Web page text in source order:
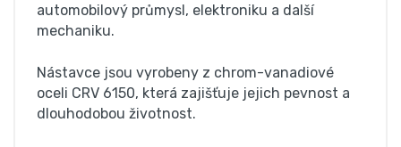
automobilový průmysl, elektroniku a další
mechaniku.
Nástavce jsou vyrobeny z chrom-vanadiové
oceli CRV 6150, která zajišťuje jejich pevnost a
dlouhodobou životnost.